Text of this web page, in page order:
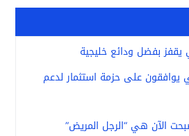
بفضل ودائع خليجية
يوافقون على حزمة استثمار لدعم
الآن هي “الرجل المريض”